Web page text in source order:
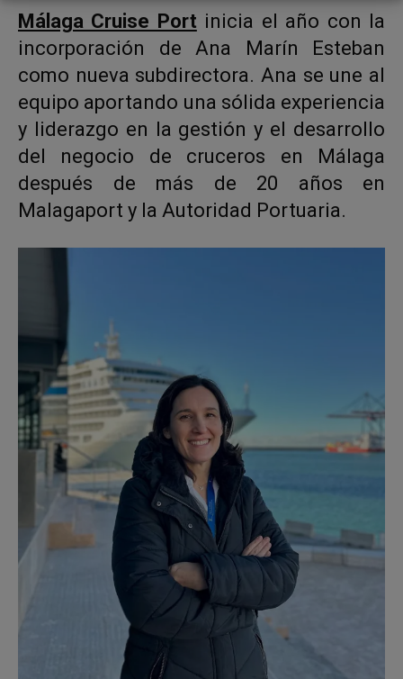
Málaga Cruise Port inicia el año con la
incorporación de Ana Marín Esteban
como nueva subdirectora. Ana se une al
equipo aportando una sólida experiencia
y liderazgo en la gestión y el desarrollo
del negocio de cruceros en Málaga
después de más de 20 años en
Malagaport y la Autoridad Portuaria.